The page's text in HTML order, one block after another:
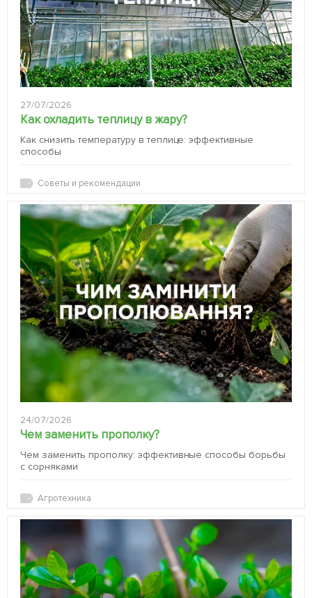
27/07/2026
Как охладить теплицу в жару?
Как снизить температуру в теплице: эффективные
способы
Советы и рекомендации
24/07/2026
Чем заменить прополку?
Чем заменить прополку: эффективные способы борьбы
с сорняками
Агротехника